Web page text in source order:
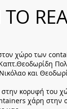
χώρο των
και
κορυφή του
χάρη